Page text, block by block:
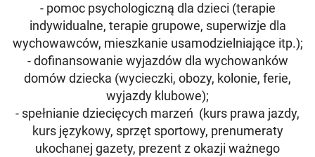
- pomoc psychologiczną dla dzieci (terapie
indywidualne, terapie grupowe, superwizje dla
wychowawców, mieszkanie usamodzielniające itp.);
- dofinansowanie wyjazdów dla wychowanków
domów dziecka (wycieczki, obozy, kolonie, ferie,
wyjazdy klubowe);
- spełnianie dziecięcych marzeń (kurs prawa jazdy,
kurs językowy, sprzęt sportowy, prenumeraty
ukochanej gazety, prezent z okazji ważnego